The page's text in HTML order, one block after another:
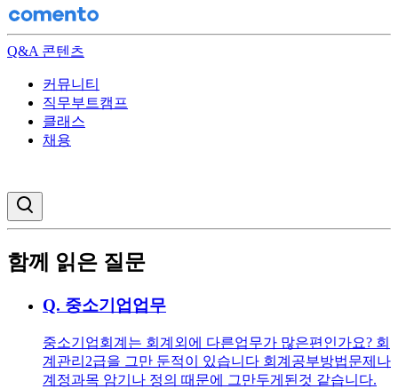
Q&A 콘텐츠
커뮤니티
직무부트캠프
클래스
채용
함께 읽은 질문
Q. 중소기업업무
중소기업회계는 회계외에 다른업무가 많은편인가요? 회
계관리2급을 그만 둔적이 있습니다 회계공부방법문제나
계정과목 암기나 정의 때문에 그만두게된것 같습니다.